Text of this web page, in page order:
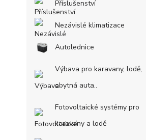
Příslušenství
Nezávislé klimatizace
Autolednice
Výbava pro karavany, lodě,
obytná auta..
Fotovoltaické systémy pro
karavany a lodě